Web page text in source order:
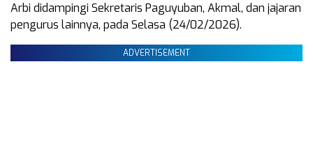
Arbi didampingi Sekretaris Paguyuban, Akmal, dan jajaran
pengurus lainnya, pada Selasa (24/02/2026).
ADVERTISEMENT